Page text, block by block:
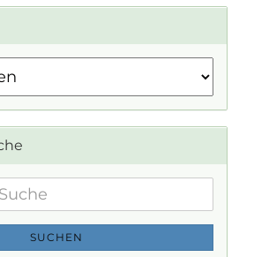
SUCHEN